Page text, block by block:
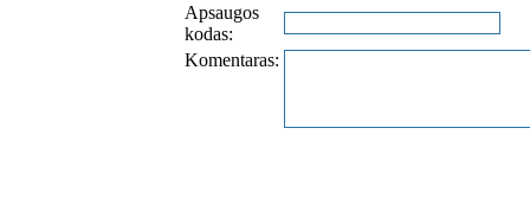
Apsaugos
kodas:
Komentaras: